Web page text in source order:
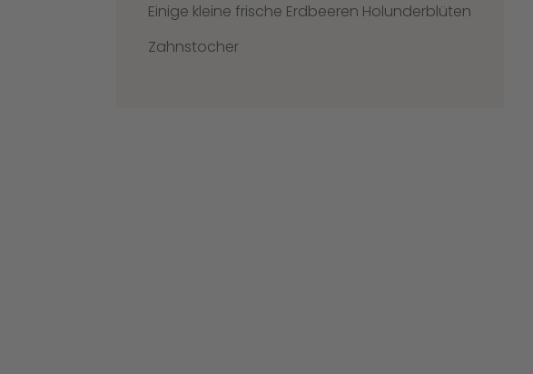
Einige kleine frische Erdbeeren Holunderblüten
Zahnstocher